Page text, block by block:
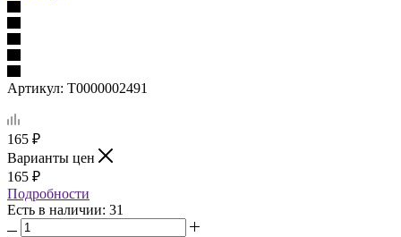
Артикул: Т0000002491
165 ₽
Варианты цен
165 ₽
Подробности
Есть в наличии: 31